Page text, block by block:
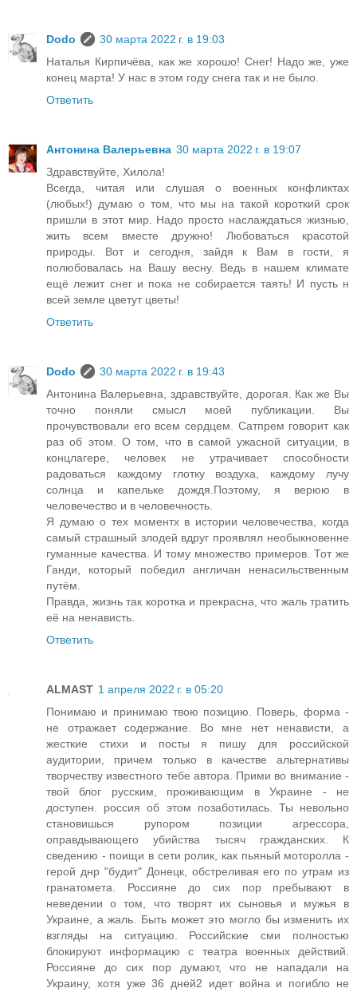
Dodo
30 марта 2022 г. в 19:03
Наталья Кирпичёва, как же хорошо! Снег! Надо же, уже
конец марта! У нас в этом году снега так и не было.
Ответить
Антонина Валерьевна 30 марта 2022 г. в 19:07
Здравствуйте, Хилола!
Всегда, читая или слушая о военных конфликтах
(любых!) думаю о том, что мы на такой короткий срок
пришли в этот мир. Надо просто наслаждаться жизнью,
жить всем вместе дружно! Любоваться красотой
природы. Вот и сегодня, зайдя к Вам в гости, я
полюбовалась на Вашу весну. Ведь в нашем климате
ещё лежит снег и пока не собирается таять! И пусть н
всей земле цветут цветы!
Ответить
Dodo
30 марта 2022 г. в 19:43
Антонина Валерьевна, здравствуйте, дорогая. Как же Вы
точно поняли смысл моей публикации. Вы
прочувствовали его всем сердцем. Сатпрем говорит как
раз об этом. О том, что в самой ужасной ситуации, в
концлагере, человек не утрачивает способности
радоваться каждому глотку воздуха, каждому лучу
солнца и капельке дождя.Поэтому, я верюю в
человечество и в человечность.
Я думаю о тех моментх в истории человечества, когда
самый страшный злодей вдруг проявлял необыкновенне
гуманные качества. И тому множество примеров. Тот же
Ганди, который победил англичан ненасильственным
путём.
Правда, жизнь так коротка и прекрасна, что жаль тратить
её на ненависть.
Ответить
ALMAST 1 апреля 2022 г. в 05:20
Понимаю и принимаю твою позицию. Поверь, форма -
не отражает содержание. Во мне нет ненависти, а
жесткие стихи и посты я пишу для российской
аудитории, причем только в качестве альтернативы
творчеству известного тебе автора. Прими во внимание -
твой блог русским, проживающим в Украине - не
доступен. россия об этом позаботилась. Ты невольно
становишься рупором позиции агрессора,
оправдывающего убийства тысяч гражданских. К
сведению - поищи в сети ролик, как пьяный моторолла -
герой днр "будит" Донецк, обстреливая его по утрам из
гранатомета. Россияне до сих пор пребывают в
неведении о том, что творят их сыновья и мужья в
Украине, а жаль. Быть может это могло бы изменить их
взгляды на ситуацию. Российские сми полностью
блокируют информацию с театра военных действий.
Россияне до сих пор думают, что не нападали на
Украину, хотя уже 36 дней2 идет война и погибло не